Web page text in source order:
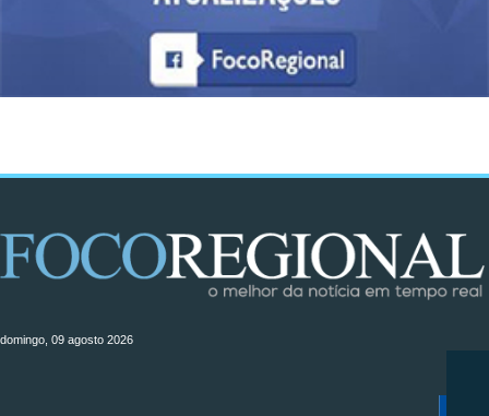
domingo, 09 agosto 2026